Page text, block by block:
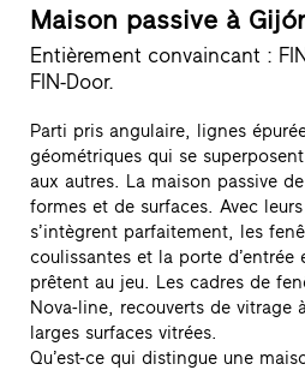
Maison passive à
Entièrement convaincant :
FIN-Door.
Parti pris angulaire, lignes
géométriques qui se
aux autres. La maison passive
formes et de surfaces. Avec
s’intègrent parfaitement, les
coulissantes et la porte d’entrée
prêtent au jeu. Les cadres de
Nova-line, recouverts de vitrage
larges surfaces vitrées.
Qu’est-ce qui distingue une